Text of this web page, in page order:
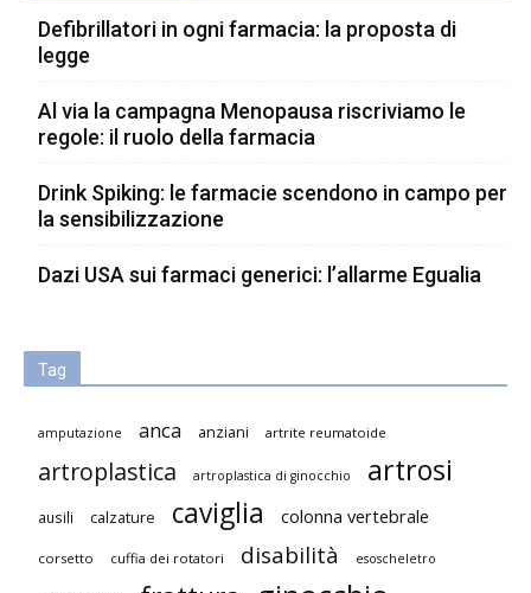
Defibrillatori in ogni farmacia: la proposta di
legge
Al via la campagna Menopausa riscriviamo le
regole: il ruolo della farmacia
Drink Spiking: le farmacie scendono in campo per
la sensibilizzazione
Dazi USA sui farmaci generici: l’allarme Egualia
Tag
amputazione anca anziani artrite reumatoide
artroplastica artroplastica di ginocchio artrosi
ausili calzature caviglia colonna vertebrale
corsetto cuffia dei rotatori disabilità esoscheletro